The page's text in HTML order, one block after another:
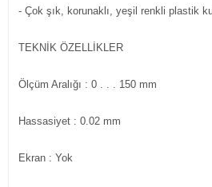
- Çok şık, korunaklı, yeşil renkli plastik
TEKNİK ÖZELLİKLER
Ölçüm Aralığı : 0 . . . 150 mm
Hassasiyet : 0.02 mm
Ekran : Yok